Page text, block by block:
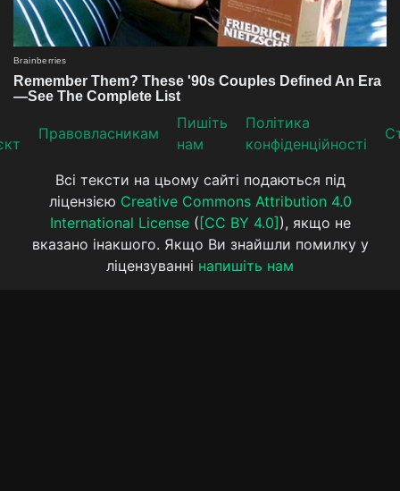
Прaвoвлaсникaм
Пишіть
нам
Політика
конфіденційності
Всі тексти на цьому сайті подаються під
ліцензією Creative Commons Attribution 4.0
International License( [CC BY 4.0] ), якщо не
вказано інакшого. Якщо Ви знайшли помилку у
ліцензуванні напишіть нам